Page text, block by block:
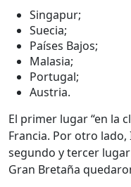
Singapur;
Suecia;
Países Bajos;
Malasia;
Portugal;
Austria.
El primer lugar “en la
Francia. Por otro lado,
segundo y tercer
Gran Bretaña